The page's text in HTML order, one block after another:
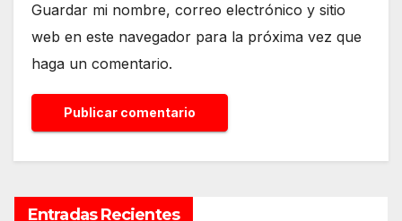
Guardar mi nombre, correo electrónico y sitio
web en este navegador para la próxima vez que
haga un comentario.
Entradas Recientes